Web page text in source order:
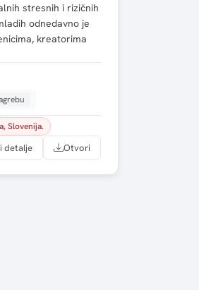
stresnih i rizičnih
odnedavno je
kreatorima
Slovenija.
detalje Otvori